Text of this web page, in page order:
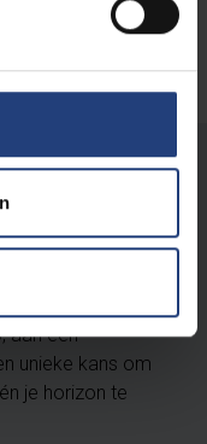
buitenland
je je
buitenland. Van
aan een
unieke kans om
je horizon te